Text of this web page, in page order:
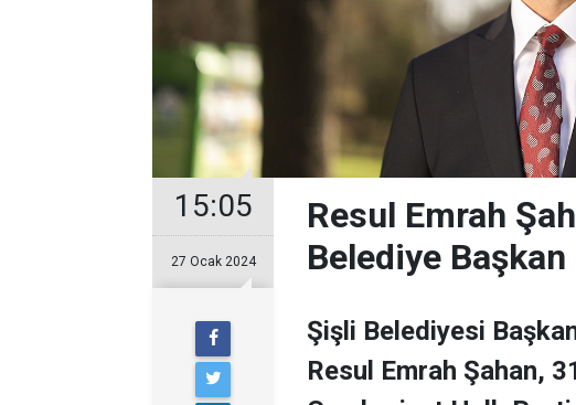
15:05
27 Ocak 2024
Resul Emrah
Belediye Başkan
Şişli Belediyesi
Resul Emrah Şahan,